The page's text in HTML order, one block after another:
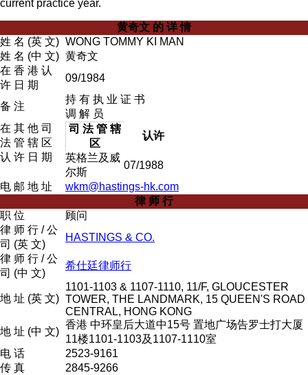
current practice year.
黄奇文 的 详 情
姓 名 (英 文) WONG TOMMY KI MAN
姓 名 (中 文) 黄奇文
在 香 港 认
许 日 期
09/1984
备 注
持 有 执 业 证 书
调 解 员
在 其 他 司
法 管 辖 区
认 许 日 期
司 法 管 辖
区
认许
英格兰及威
尔斯
07/1988
电 邮 地 址
wkm@hastings-hk.com
律 师 行
职 位
顾问
律 师 行 / 公
司 (英 文)
HASTINGS & CO.
律 师 行 / 公
司 (中 文)
希仕廷律师行
地 址 (英 文)
1101-1103 & 1107-1110, 11/F, GLOUCESTER
TOWER, THE LANDMARK, 15 QUEEN'S ROAD
CENTRAL, HONG KONG
地 址 (中 文)
香港 中环皇后大道中15号 置地广场告罗士打大厦
11楼1101-1103及1107-1110室
电 话
2523-9161
传 真
2845-9266